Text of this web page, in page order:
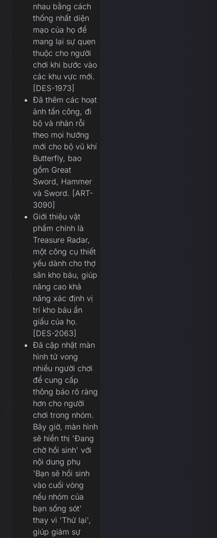
nhau bằng cách
thống nhất diện
mạo của họ để
mang lại sự quen
thuộc cho người
chơi khi bước vào
các khu vực mới.
[DES-1973]
Đã thêm các hoạt
ảnh tấn công, đi
bộ và nhàn rỗi
theo mọi hướng
mới cho bộ vũ khí
Butterfly, bao
gồm Great
Sword, Hammer
và Sword. [ART-
3090]
Giới thiệu vật
phẩm chính là
Treasure Radar,
một công cụ thiết
yếu dành cho thợ
săn kho báu, giúp
nâng cao khả
năng xác định vị
trí kho báu ẩn
giấu của họ.
[DES-2063]
Đã cập nhật màn
hình tử vong
nhiều người chơi
để cung cấp
thông báo rõ ràng
hơn cho người
chơi trong nhóm.
Bây giờ, màn hình
sẽ hiển thị 'Đang
chờ hồi sinh' với
nội dung phụ
'Bạn sẽ hồi sinh
vào cuối vòng
nếu nhóm của
bạn sống sót'
thay vì 'Thử lại',
giúp giảm sự